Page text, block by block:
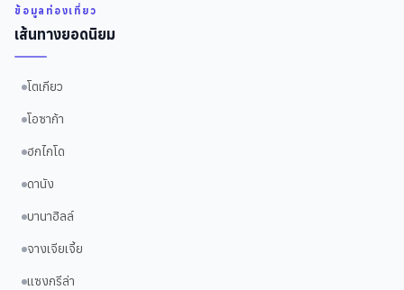
ข้อมูลท่องเที่ยว
เส้นทางยอดนิยม
โตเกียว
โอซาก้า
ฮกไกโด
ดานัง
บานาฮิลล์
จางเจียเจี้ย
แซงกรีล่า